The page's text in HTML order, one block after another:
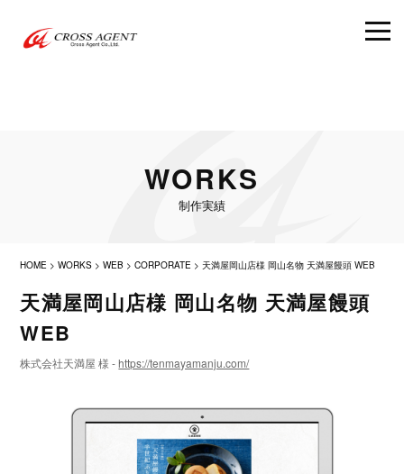
WORKS
制作実績
HOME >WORKS >WEB >CORPORATE >天満屋岡山店様 岡山名物 天満屋饅頭 WEB
天満屋岡山店様 岡山名物 天満屋饅頭
WEB
株式会社天満屋 様 -https://tenmayamanju.com/